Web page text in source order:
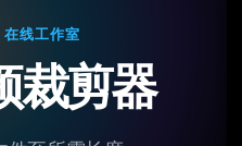
线工作室
裁剪器